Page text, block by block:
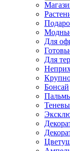
Для
Для
Бонсай